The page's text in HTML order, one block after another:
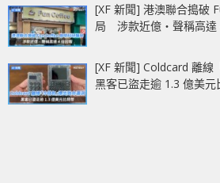
[XF 新聞] 港澳聯合搗破
局 涉款近億‧聲稱高達
[XF 新聞] Coldcard 離
黑客已盜走逾 1.3 億美元